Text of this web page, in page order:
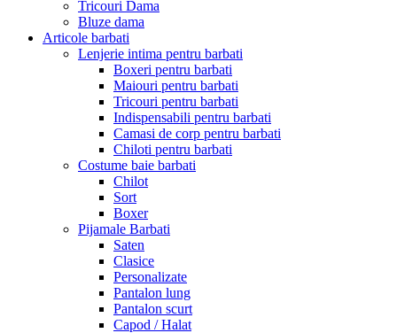
Tricouri Dama
Bluze dama
Articole barbati
Lenjerie intima pentru barbati
Boxeri pentru barbati
Maiouri pentru barbati
Tricouri pentru barbati
Indispensabili pentru barbati
Camasi de corp pentru barbati
Chiloti pentru barbati
Costume baie barbati
Chilot
Sort
Boxer
Pijamale Barbati
Saten
Clasice
Personalizate
Pantalon lung
Pantalon scurt
Capod / Halat